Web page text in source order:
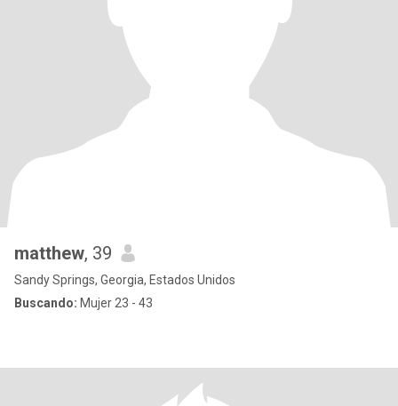
matthew, 39
Sandy Springs, Georgia, Estados Unidos
Buscando: Mujer 23 - 43